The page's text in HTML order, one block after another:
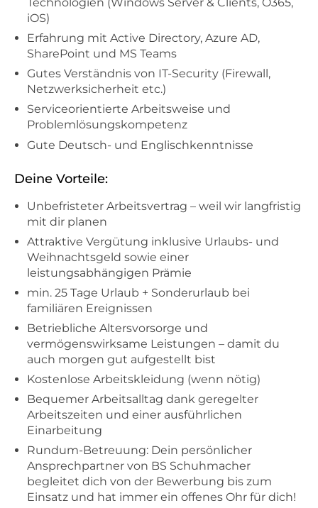
iOS)
Erfahrung mit Active Directory, Azure AD,
SharePoint und MS Teams
Gutes Verständnis von IT-Security (Firewall,
Netzwerksicherheit etc.)
Serviceorientierte Arbeitsweise und
Problemlösungskompetenz
Gute Deutsch- und Englischkenntnisse
Deine Vorteile:
Unbefristeter Arbeitsvertrag – weil wir langfristig
mit dir planen
Attraktive Vergütung inklusive Urlaubs- und
Weihnachtsgeld sowie einer
leistungsabhängigen Prämie
min. 25 Tage Urlaub + Sonderurlaub bei
familiären Ereignissen
Betriebliche Altersvorsorge und
vermögenswirksame Leistungen – damit du
auch morgen gut aufgestellt bist
Kostenlose Arbeitskleidung (wenn nötig)
Bequemer Arbeitsalltag dank geregelter
Arbeitszeiten und einer ausführlichen
Einarbeitung
Rundum-Betreuung: Dein persönlicher
Ansprechpartner von BS Schuhmacher
begleitet dich von der Bewerbung bis zum
Einsatz und hat immer ein offenes Ohr für dich!